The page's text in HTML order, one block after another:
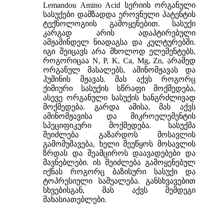
Lemandou Amino Acid სერიის ორგანული
სასუქები დამზადდა ეროვნული პატენტის
ტექნოლოგიის გამოყენებით. სასუქი
კარგად არის ადაპტირებული
ამჟამინდელ ნიადაგსა და კულტურებში.
იგი შეიცავს არა მხოლოდ ელემენტებს,
როგორიცაა N, P, K, Ca, Mg, Zn, არამედ
ორგანულ მასალებს, ამინომჟავას და
ჰუმინის მჟავას. მას აქვს როგორც
ქიმიური სასუქის სწრაფი მოქმედება,
ასევე ორგანული სასუქის ხანგრძლივად
მოქმედება. გარდა ამისა, მას აქვს
ამინომჟავისა და მიკროელემენტის
სპეციფიკური მოქმედება. სასუქმა
შეიძლება გაზარდოს მოსავლის
გამომუშავება, ხელი შეუწყოს მოსავლის
ზრდას და შეამციროს დაავადებები და
მავნებლები. ის შეიძლება გამოყენებულ
იქნას როგორც ბაზისური სასუქი და
ტოპრესიული საშუალება. განსხვავებით
სხვებისგან, მას აქვს შემდეგი
მახასიათებლები.